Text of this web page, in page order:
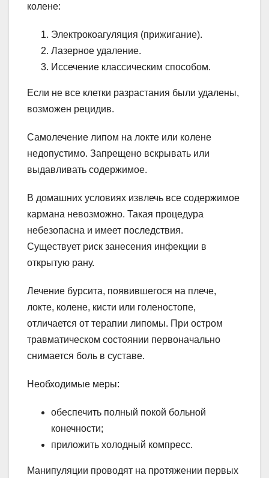
колене:
Электрокоагуляция (прижигание).
Лазерное удаление.
Иссечение классическим способом.
Если не все клетки разрастания были удалены,
возможен рецидив.
Самолечение липом на локте или колене
недопустимо. Запрещено вскрывать или
выдавливать содержимое.
В домашних условиях извлечь все содержимое
кармана невозможно. Такая процедура
небезопасна и имеет последствия.
Существует риск занесения инфекции в
открытую рану.
Лечение бурсита, появившегося на плече,
локте, колене, кисти или голеностопе,
отличается от терапии липомы. При остром
травматическом состоянии первоначально
снимается боль в суставе.
Необходимые меры:
обеспечить полный покой больной
конечности;
приложить холодный компресс.
Манипуляции проводят на протяжении первых